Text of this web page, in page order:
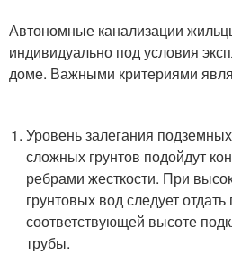
Автономные канализации
индивидуально под условия
доме. Важными критериями
Уровень залегания
сложных грунтов подойдут
ребрами жесткости. При
грунтовых вод следует
соответствующей высоте
трубы.